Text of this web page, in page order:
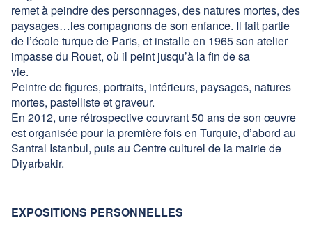
remet à peindre des personnages, des natures mortes, des
paysages…les compagnons de son enfance. Il fait partie
de l’école turque de Paris, et installe en 1965 son atelier
impasse du Rouet, où il peint jusqu’à la fin de sa
vie.
Peintre de figures, portraits, intérieurs, paysages, natures
mortes, pastelliste et graveur.
En 2012, une rétrospective couvrant 50 ans de son œuvre
est organisée pour la première fois en Turquie, d’abord au
Santral Istanbul, puis au Centre culturel de la mairie de
Diyarbakir.
EXPOSITIONS PERSONNELLES